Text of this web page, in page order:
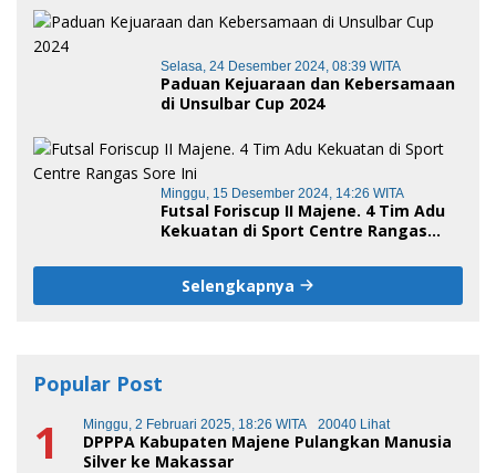
Selasa, 24 Desember 2024, 08:39 WITA
Paduan Kejuaraan dan Kebersamaan
di Unsulbar Cup 2024
Minggu, 15 Desember 2024, 14:26 WITA
Futsal Foriscup II Majene. 4 Tim Adu
Kekuatan di Sport Centre Rangas
Selengkapnya
Popular Post
1 Minggu, 2 Februari 2025, 18:26 WITA 20040 Lihat
DPPPA Kabupaten Majene Pulangkan Manusia
Silver ke Makassar